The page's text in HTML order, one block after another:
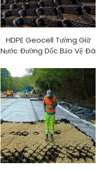
HDPE Geocell Tường Giữ
Nước Đường Dốc Bảo Vệ Đá
cho Sử Dụng Ngoài Trời
Khả Năng Thiết Kế Mô Hình
3D